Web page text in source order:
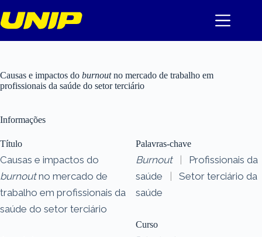
para
o
Causas e impactos do burnoutno mercado de trabalho em
profissionais da saúde do setor terciário
Informações
Título
Causas e impactos do
burnoutno mercado de
trabalho em profissionais da
saúde do setor terciário
Palavras-chave
Burnout |
Profissionais da
saúde
|
Setor terciário da
saúde
Curso